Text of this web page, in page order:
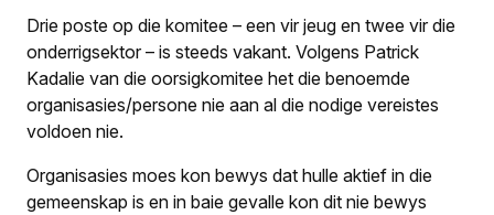
Drie poste op die komitee – een vir jeug en twee vir die
onderrig­sektor – is steeds vakant. Volgens Patrick
Kadalie van die oorsigkomitee het die benoemde
organisasies/persone nie aan al die nodige vereistes
voldoen nie.
Organisasies moes kon bewys dat hulle aktief in die
gemeenskap is en in baie gevalle kon dit nie bewys